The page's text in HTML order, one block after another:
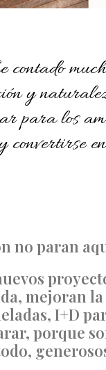
y
para los
no paran
mejoran la
I+D
porque